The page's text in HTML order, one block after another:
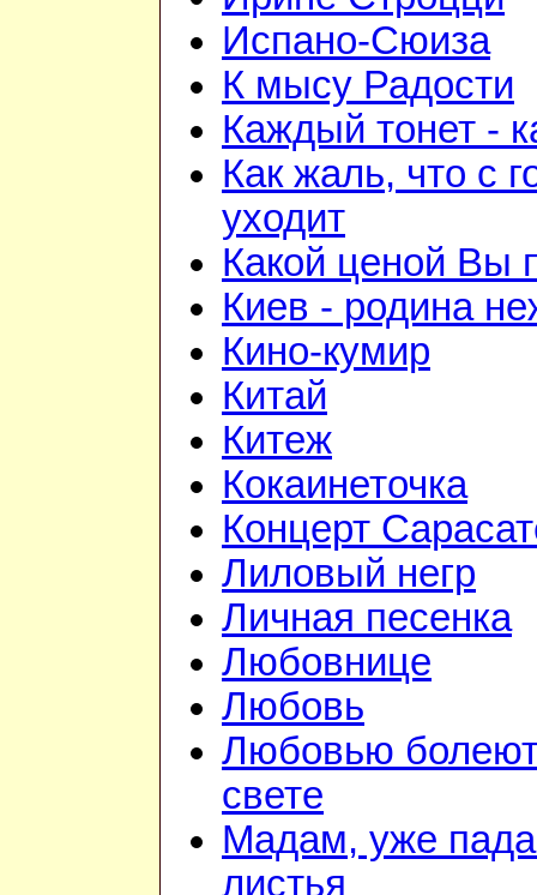
Испано-Сюиза
К мысу Радости
Каждый тонет -
Как жаль, что с
уходит
Какой ценой Вы
Киев - родина
Кино-кумир
Китай
Китеж
Кокаинеточка
Концерт
Лиловый негр
Личная песенка
Любовнице
Любовь
Любовью
свете
Мадам, уже
листья